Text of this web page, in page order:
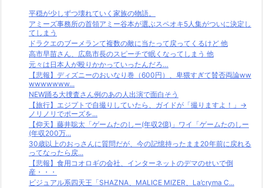
平穏が少しずつ壊れていく家族の物語。
アミーズ事務所の首領アミー谷本が選ぶスペオキ5人集がついに決定し
てしまう
ドラクエのブーメランて複数の敵に当たって戻ってくるけど 他
高市早苗さん、広島市長のスピーチで眠くなってしまう 他
元々は日本人が殴りかかっていったんだろ…
【悲報】ディズニーのおいなり巻（600円）、卑猥すぎて賛否両論ww
wwwwwww...
NEW踊る大捜査さん例のあの人出演で面白そう
【旅行】エジプトで自撮りしていたら、ガイドが「撮りますよ！」→
ノリノリでポーズを...
【仰天】藤井聡太「ゲームたのしー(年収2億)」ワイ「ゲームたのしー
(年収200万...
30歳以上のおっさんに質問だが、今の記憶持ったまま20年前に戻れる
ってなったら戻...
【悲報】食用コオロギの会社、インターネットのデマのせいで倒
産・・・
ビジュアル系四天王「SHAZNA、MALICE MIZER、La’cryma C...